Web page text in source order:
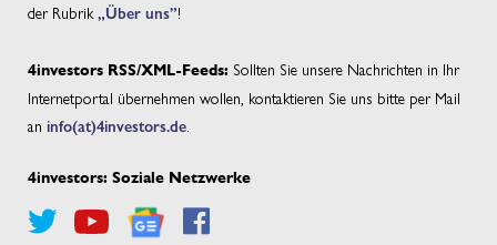
der Rubrik „Über uns”!
4investors RSS/XML-Feeds: Sollten Sie unsere Nachrichten in Ihr
Internetportal übernehmen wollen, kontaktieren Sie uns bitte per Mail
an info(at)4investors.de
4investors: Soziale Netzwerke